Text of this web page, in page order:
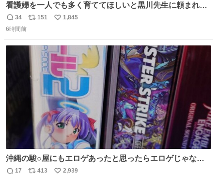
看護婦を一人でも多く育ててほしいと黒川先生に頼まれ、
１年間だけ黒川病院で働くことにしたりん。 直美はその１
年間で恵風看護婦会を立て直すと話しました。 👇このシー
る 見上愛 上坂樹里 平埜生成
返
信
34
リ
数
151
い
数
1,845
6時間前
沖縄の駿○屋にもエロゲあったと思ったらエロゲじゃなか
った
17 413 2,939